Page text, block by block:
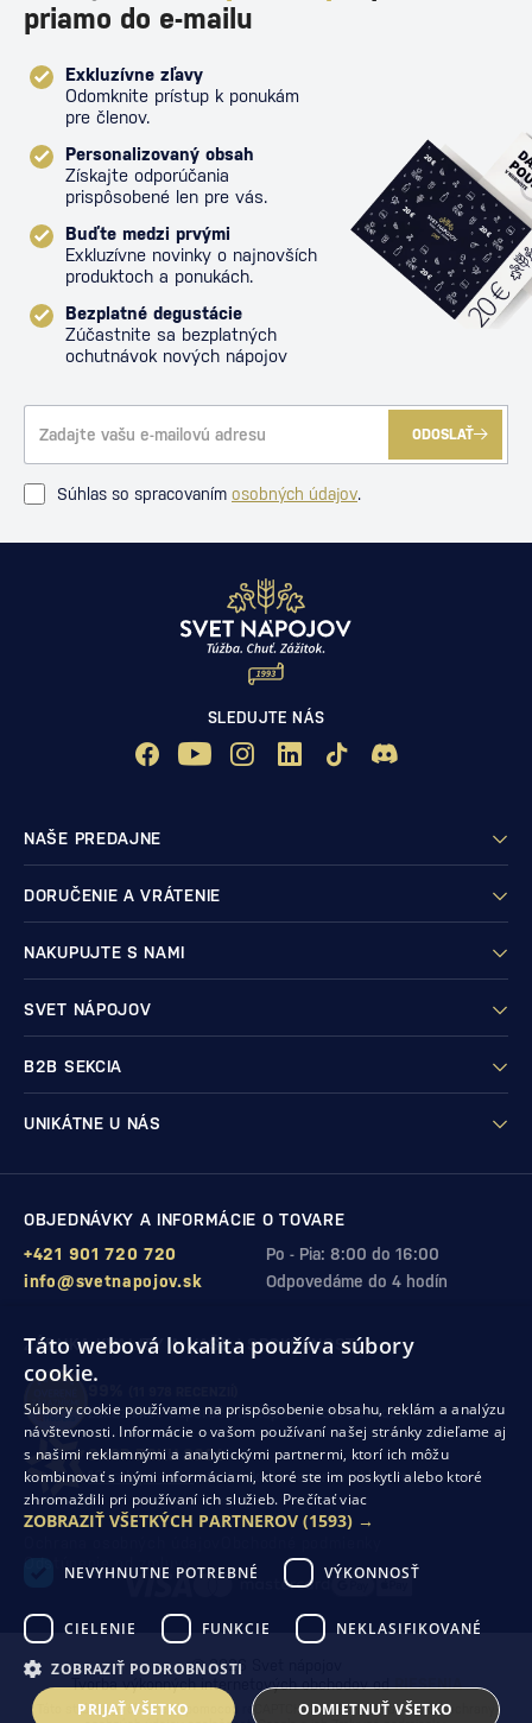
priamo do e-mailu
Exkluzívne zľavy
Odomknite prístup k ponukám
pre členov.
Personalizovaný obsah
Získajte odporúčania
prispôsobené len pre vás.
Buďte medzi prvými
Exkluzívne novinky o najnovších
produktoch a ponukách.
Bezplatné degustácie
Zúčastnite sa bezplatných
ochutnávok nových nápojov
ODOSLAŤ
Súhlas so spracovaním osobných údajov.
SLEDUJTE NÁS
NAŠE PREDAJNE
DORUČENIE A VRÁTENIE
NAKUPUJTE S NAMI
SVET NÁPOJOV
B2B SEKCIA
UNIKÁTNE U NÁS
OBJEDNÁVKY A INFORMÁCIE O TOVARE
Po - Pia: 8:00 do 16:00
+421 901 720 720
Odpovedáme do 4 hodín
info@svetnapojov.sk
ZÁRUKA KVALITY A VAŠEJ SPOKOJNOSTI
zákazníkov odporúča nákup v našom obchode
SHOP ROKU 2024
10. rok po sebesme získali ocenenie od Heureka
Odstúpenie od zmluvy
© 2026 Svet nápojov
Tvorba výkonných internetových obchodov odRIESENIA
Táto stránka je chránená pomocou reCAPTCHA a uplatňujú saPravidlá ochrany
Táto webová lokalita používa súbory
cookie.
Súbory cookie používame na prispôsobenie obsahu, reklám a analýzu
návštevnosti. Informácie o vašom používaní našej stránky zdieľame aj
s našimi reklamnými a analytickými partnermi, ktorí ich môžu
kombinovať s inými informáciami, ktoré ste im poskytli alebo ktoré
zhromaždili pri používaní ich služieb. Prečítať viac
ZOBRAZIŤ VŠETKÝCH PARTNEROV (1593) →
NEVYHNUTNE POTREBNÉ VÝKONNOSŤ
CIELENIE FUNKCIE NEKLASIFIKOVANÉ
ZOBRAZIŤ PODROBNOSTI
PRIJAŤ VŠETKO
ODMIETNUŤ VŠETKO